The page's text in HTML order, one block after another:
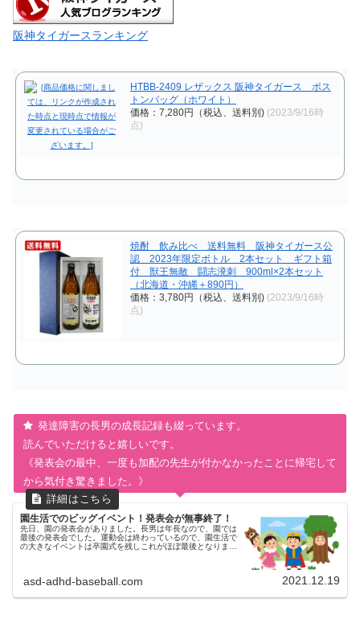
阪神タイガースランキング
HTBB-2409 レザックス 阪神タイガース ボス
トンバッグ（ホワイト）
価格：7,280円（税込、送料別) (2023/9/16時
点)
焼酎 飲み比べ 送料無料 阪神タイガース公
認 2023年限定ボトル 2本セット ギフト箱
付 獣王無敵 闘志溌刺 900ml×2本セット
（北海道・沖縄＋890円）
価格：3,780円（税込、送料別) (2023/9/16時
点)
発達障害の長男の成長記録も綴っています。
読んでいただけると嬉しいです。
《発表会の最中、一度も加配の先生が付かなかったことに帰宅して
から気付き驚きました。》
園生活でのビッグイベント！発表会が無事終了！
先日、園の発表会がありました。長男は年長なので、園では
最後の発表会でした。運動会は終わっているので、園生活で
の大きなイベントは卒園式を残しこれがほぼ最後となりまし
asd-adhd-baseball.com 2021.12.19